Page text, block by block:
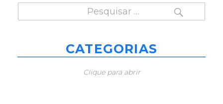
por:
PESQUISAR
CATEGORIAS
Clique para abrir